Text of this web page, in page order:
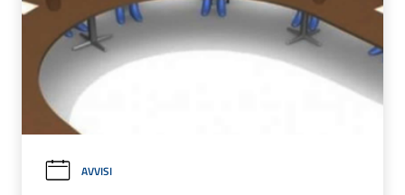
AVVISI